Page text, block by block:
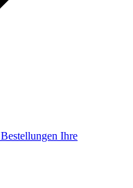
Bestellungen Ihre